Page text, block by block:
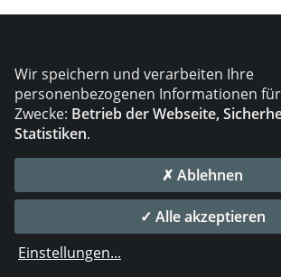
Wir speichern und verarbeiten Ihre
personenbezogenen Informationen
Zwecke: Betrieb der Webseite,
Statistiken.
✗ Ablehnen
✓ Alle akzeptieren
Einstellungen...